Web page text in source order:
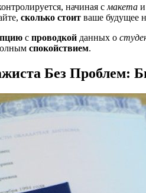
начиная с макета
сколько стоит ваше будущее
с проводкой данных о
спокойствием.
Без Проблем: